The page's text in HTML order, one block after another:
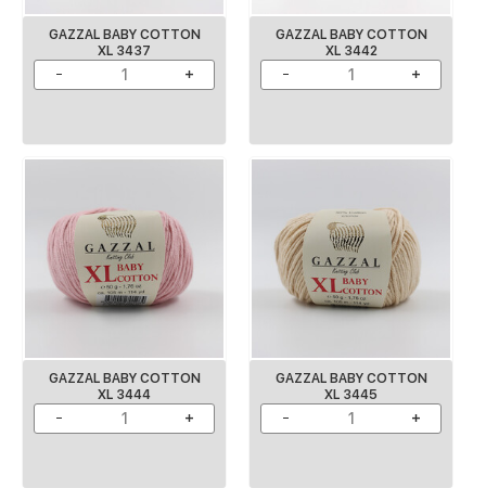
GAZZAL BABY COTTON
XL 3437
GAZZAL BABY COTTON
XL 3442
GAZZAL BABY COTTON
XL 3444
GAZZAL BABY COTTON
XL 3445